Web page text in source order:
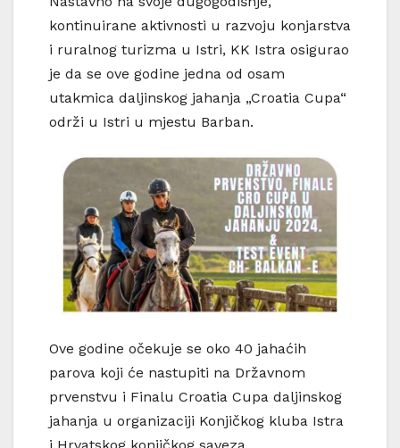
kontinuirane aktivnosti u razvoju konjarstva
i ruralnog turizma u Istri, KK Istra osigurao
je da se ove godine jedna od osam
utakmica daljinskog jahanja „Croatia Cupa“
održi u Istri u mjestu Barban.
Ove godine očekuje se oko 40 jahaćih
parova koji će nastupiti na Državnom
prvenstvu i Finalu Croatia Cupa daljinskog
jahanja u organizaciji Konjičkog kluba Istra